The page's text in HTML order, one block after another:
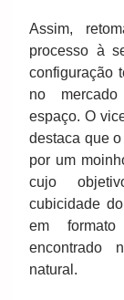
Assim,
processo à
configuração
no mercado
espaço. O
destaca que
por um
cujo
cubicidade
em
encontrado
natural.